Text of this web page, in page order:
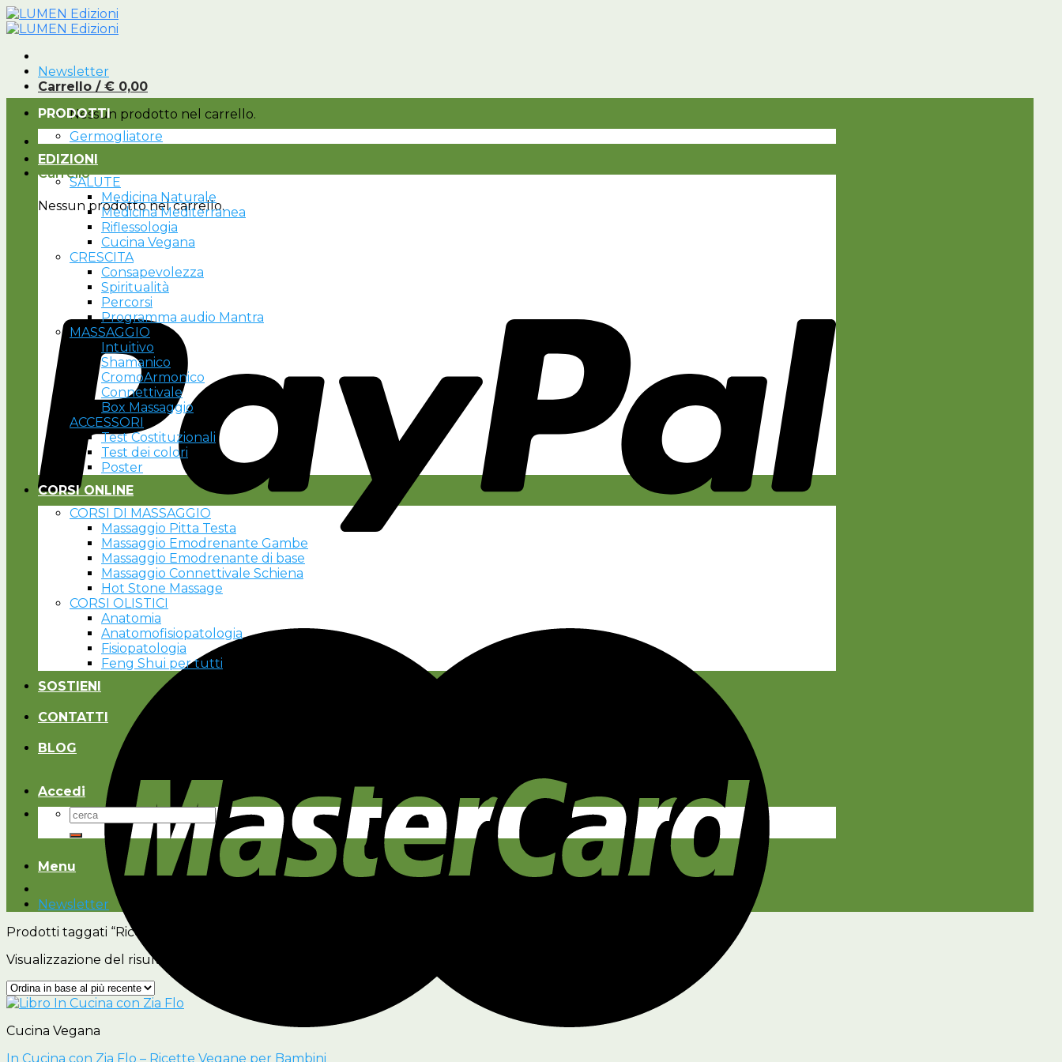
Salta
ai
Newsletter
Carrello / € 0,00
Nessun prodotto nel carrello.
Carrello
Nessun prodotto nel carrello.
PRODOTTI
Germogliatore
EDIZIONI
SALUTE
Medicina Naturale
Medicina Mediterranea
Riflessologia
Cucina Vegana
CRESCITA
Consapevolezza
Spiritualità
Percorsi
Programma audio Mantra
MASSAGGIO
Intuitivo
Shamanico
CromoArmonico
Connettivale
Box Massaggio
ACCESSORI
Test Costituzionali
Test dei colori
Poster
CORSI ONLINE
CORSI DI MASSAGGIO
Massaggio Pitta Testa
Massaggio Emodrenante Gambe
Massaggio Emodrenante di base
Massaggio Connettivale Schiena
Hot Stone Massage
CORSI OLISTICI
Anatomia
Anatomofisiopatologia
Fisiopatologia
Feng Shui per tutti
SOSTIENI
CONTATTI
BLOG
Accedi
Cerca:
Menu
Newsletter
Prodotti taggati “Ricette per piccoli chef”
Visualizzazione del risultato
Cucina Vegana
In Cucina con Zia Flo – Ricette Vegane per Bambini